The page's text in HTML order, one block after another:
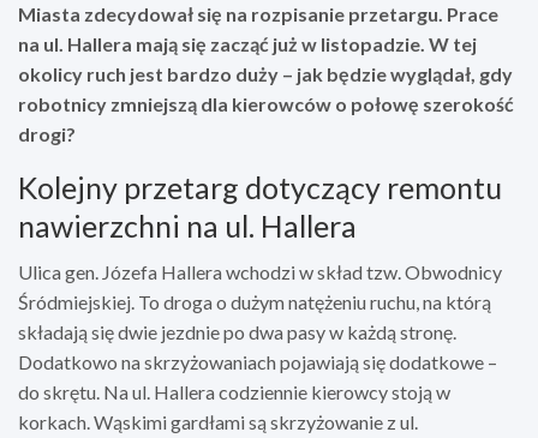
Miasta zdecydował się na rozpisanie przetargu. Prace
na ul. Hallera mają się zacząć już w listopadzie. W tej
okolicy ruch jest bardzo duży – jak będzie wyglądał, gdy
robotnicy zmniejszą dla kierowców o połowę szerokość
drogi?
Kolejny przetarg dotyczący remontu
nawierzchni na ul. Hallera
Ulica gen. Józefa Hallera wchodzi w skład tzw. Obwodnicy
Śródmiejskiej. To droga o dużym natężeniu ruchu, na którą
składają się dwie jezdnie po dwa pasy w każdą stronę.
Dodatkowo na skrzyżowaniach pojawiają się dodatkowe –
do skrętu. Na ul. Hallera codziennie kierowcy stoją w
korkach. Wąskimi gardłami są skrzyżowanie z ul.